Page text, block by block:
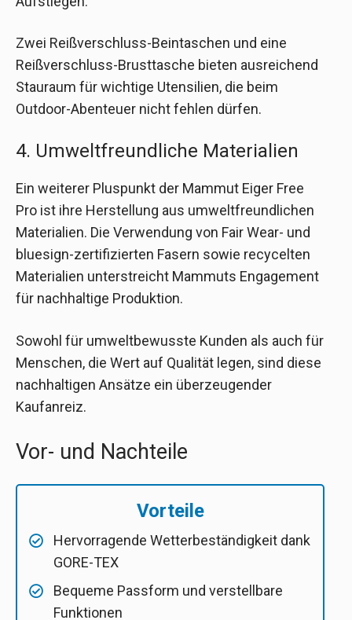
Zwei Reißverschluss-Beintaschen und eine
Reißverschluss-Brusttasche bieten ausreichend
Stauraum für wichtige Utensilien, die beim
Outdoor-Abenteuer nicht fehlen dürfen.
4. Umweltfreundliche Materialien
Ein weiterer Pluspunkt der Mammut Eiger Free
Pro ist ihre Herstellung aus umweltfreundlichen
Materialien. Die Verwendung von Fair Wear- und
bluesign-zertifizierten Fasern sowie recycelten
Materialien unterstreicht Mammuts Engagement
für nachhaltige Produktion.
Sowohl für umweltbewusste Kunden als auch für
Menschen, die Wert auf Qualität legen, sind diese
nachhaltigen Ansätze ein überzeugender
Kaufanreiz.
Vor- und Nachteile
Vorteile
Hervorragende Wetterbeständigkeit dank
GORE-TEX
Bequeme Passform und verstellbare
Funktionen